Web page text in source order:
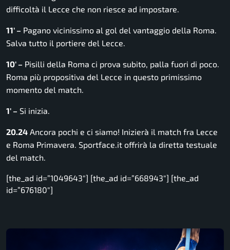
difficoltà il Lecce che non riesce ad impostare.
11′ – Pagano vicinissimo al gol del vantaggio della Roma.
Salva tutto il portiere del Lecce.
10′ – Pisilli della Roma ci prova subito, palla fuori di poco.
Roma più propositiva del Lecce in questo primissimo
momento del match.
1′ – Si inizia.
20.24 Ancora pochi e ci siamo! Inizierà il match fra Lecce
e Roma Primavera. Sportface.it offrirà la diretta testuale
del match.
[the_ad id=”1049643″] [the_ad id=”668943″] [the_ad
id=”676180″]